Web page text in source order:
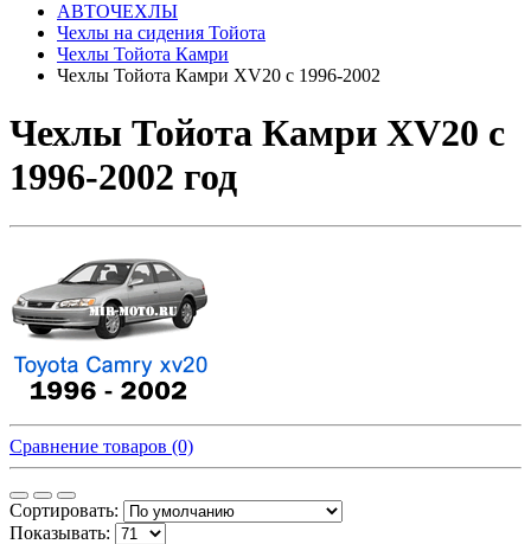
АВТОЧЕХЛЫ
Чехлы на сидения Тойота
Чехлы Тойота Камри
Чехлы Тойота Камри XV20 с 1996-2002
Чехлы Тойота Камри XV20 с
1996-2002 год
Сравнение товаров (0)
Сортировать:
Показывать: